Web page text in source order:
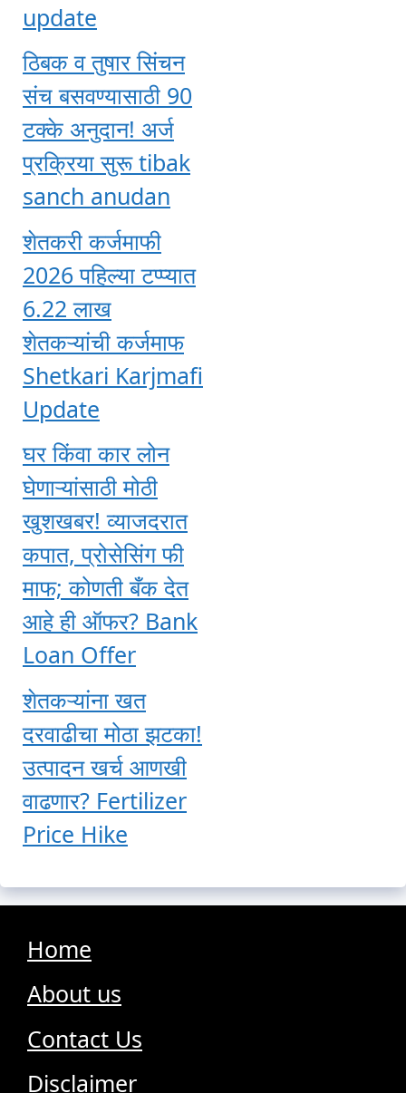
update
ठिबक व तुषार सिंचन
संच बसवण्यासाठी 90
टक्के अनुदान! अर्ज
प्रक्रिया सुरू tibak
sanch anudan
शेतकरी कर्जमाफी
2026 पहिल्या टप्प्यात
6.22 लाख
शेतकऱ्यांची कर्जमाफ
Shetkari Karjmafi
Update
घर किंवा कार लोन
घेणाऱ्यांसाठी मोठी
खुशखबर! व्याजदरात
कपात, प्रोसेसिंग फी
माफ; कोणती बँक देत
आहे ही ऑफर? Bank
Loan Offer
शेतकऱ्यांना खत
दरवाढीचा मोठा झटका!
उत्पादन खर्च आणखी
वाढणार? Fertilizer
Price Hike
Home
About us
Contact Us
Disclaimer